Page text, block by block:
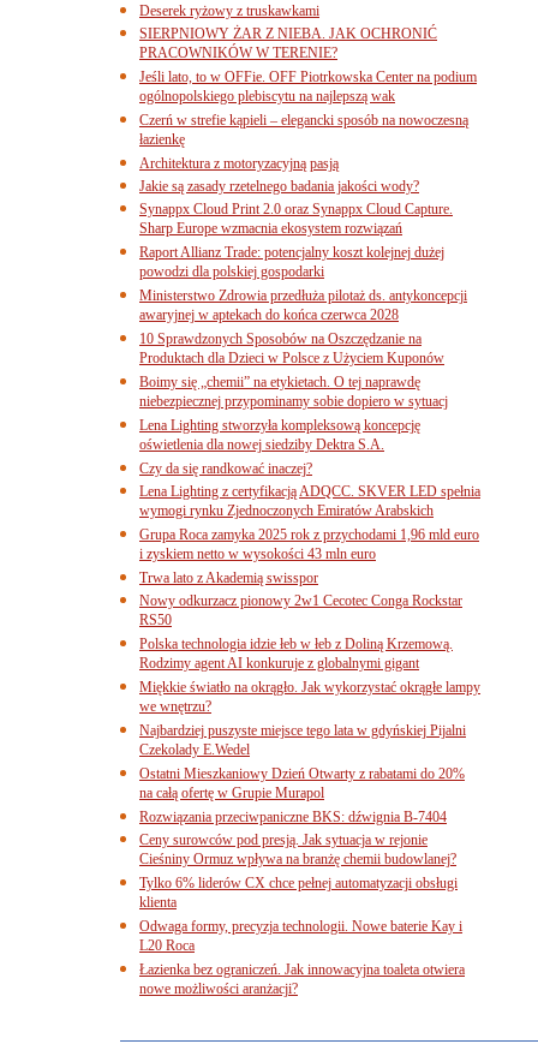
Deserek ryżowy z truskawkami
SIERPNIOWY ŻAR Z NIEBA. JAK OCHRONIĆ
PRACOWNIKÓW W TERENIE?
Jeśli lato, to w OFFie. OFF Piotrkowska Center na podium
ogólnopolskiego plebiscytu na najlepszą wak
Czerń w strefie kąpieli – elegancki sposób na nowoczesną
łazienkę
Architektura z motoryzacyjną pasją
Jakie są zasady rzetelnego badania jakości wody?
Synappx Cloud Print 2.0 oraz Synappx Cloud Capture.
Sharp Europe wzmacnia ekosystem rozwiązań
Raport Allianz Trade: potencjalny koszt kolejnej dużej
powodzi dla polskiej gospodarki
Ministerstwo Zdrowia przedłuża pilotaż ds. antykoncepcji
awaryjnej w aptekach do końca czerwca 2028
10 Sprawdzonych Sposobów na Oszczędzanie na
Produktach dla Dzieci w Polsce z Użyciem Kuponów
Boimy się „chemii” na etykietach. O tej naprawdę
niebezpiecznej przypominamy sobie dopiero w sytuacj
Lena Lighting stworzyła kompleksową koncepcję
oświetlenia dla nowej siedziby Dektra S.A.
Czy da się randkować inaczej?
Lena Lighting z certyfikacją ADQCC. SKVER LED spełnia
wymogi rynku Zjednoczonych Emiratów Arabskich
Grupa Roca zamyka 2025 rok z przychodami 1,96 mld euro
i zyskiem netto w wysokości 43 mln euro
Trwa lato z Akademią swisspor
Nowy odkurzacz pionowy 2w1 Cecotec Conga Rockstar
RS50
Polska technologia idzie łeb w łeb z Doliną Krzemową.
Rodzimy agent AI konkuruje z globalnymi gigant
Miękkie światło na okrągło. Jak wykorzystać okrągłe lampy
we wnętrzu?
Najbardziej puszyste miejsce tego lata w gdyńskiej Pijalni
Czekolady E.Wedel
Ostatni Mieszkaniowy Dzień Otwarty z rabatami do 20%
na całą ofertę w Grupie Murapol
Rozwiązania przeciwpaniczne BKS: dźwignia B-7404
Ceny surowców pod presją. Jak sytuacja w rejonie
Cieśniny Ormuz wpływa na branżę chemii budowlanej?
Tylko 6% liderów CX chce pełnej automatyzacji obsługi
klienta
Odwaga formy, precyzja technologii. Nowe baterie Kay i
L20 Roca
Łazienka bez ograniczeń. Jak innowacyjna toaleta otwiera
nowe możliwości aranżacji?